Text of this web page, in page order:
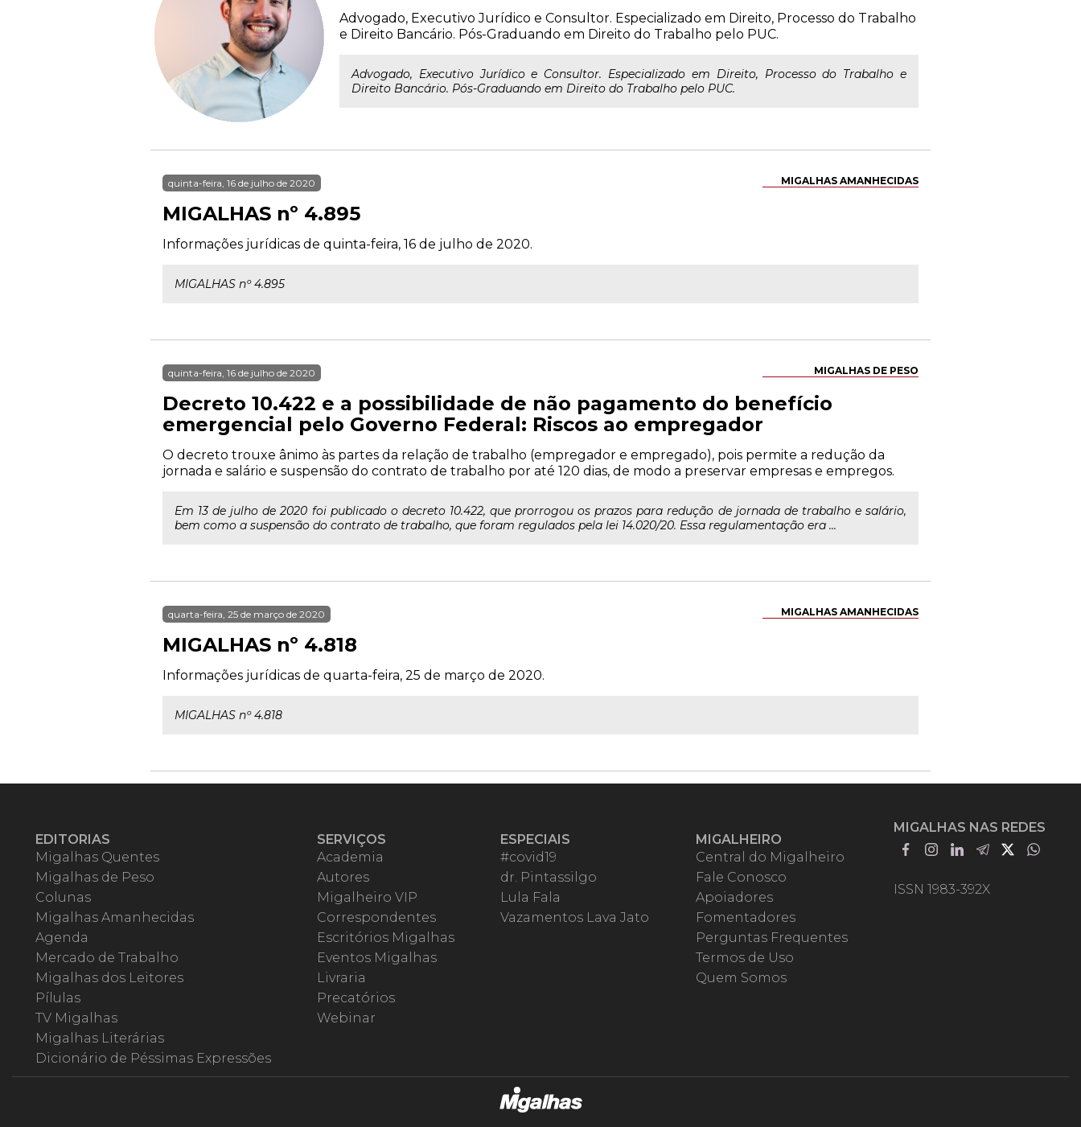
Advogado, Executivo Jurídico e Consultor. Especializado em Direito, Processo do Trabalho
e Direito Bancário. Pós-Graduando em Direito do Trabalho pelo PUC.
Advogado, Executivo Jurídico e Consultor. Especializado em Direito, Processo do Trabalho e
Direito Bancário. Pós-Graduando em Direito do Trabalho pelo PUC.
MIGALHAS AMANHECIDAS
quinta-feira, 16 de julho de 2020
MIGALHAS nº 4.895
Informações jurídicas de quinta-feira, 16 de julho de 2020.
MIGALHAS nº 4.895
MIGALHAS DE PESO
quinta-feira, 16 de julho de 2020
Decreto 10.422 e a possibilidade de não pagamento do benefício
emergencial pelo Governo Federal: Riscos ao empregador
O decreto trouxe ânimo às partes da relação de trabalho (empregador e empregado), pois permite a redução da
jornada e salário e suspensão do contrato de trabalho por até 120 dias, de modo a preservar empresas e empregos.
Em 13 de julho de 2020 foi publicado o decreto 10.422, que prorrogou os prazos para redução de jornada de trabalho e salário,
bem como a suspensão do contrato de trabalho, que foram regulados pela lei 14.020/20. Essa regulamentação era ...
MIGALHAS AMANHECIDAS
quarta-feira, 25 de março de 2020
MIGALHAS nº 4.818
Informações jurídicas de quarta-feira, 25 de março de 2020.
MIGALHAS nº 4.818
EDITORIAS
Migalhas Quentes
Migalhas de Peso
Colunas
Migalhas Amanhecidas
Agenda
Mercado de Trabalho
Migalhas dos Leitores
Pílulas
TV Migalhas
Migalhas Literárias
Dicionário de Péssimas Expressões
SERVIÇOS
Academia
Autores
Migalheiro VIP
Correspondentes
Escritórios Migalhas
Eventos Migalhas
Livraria
Precatórios
Webinar
ESPECIAIS
#covid19
dr. Pintassilgo
Lula Fala
Vazamentos Lava Jato
MIGALHEIRO
Central do Migalheiro
Fale Conosco
Apoiadores
Fomentadores
Perguntas Frequentes
Termos de Uso
Quem Somos
MIGALHAS NAS REDES
ISSN 1983-392X